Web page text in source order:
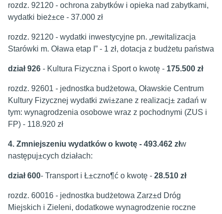
rozdz. 92120 - ochrona zabytków i opieka nad zabytkami,
wydatki bież±ce - 37.000 zł
rozdz. 92120 - wydatki inwestycyjne pn. „rewitalizacja
Starówki m. Oława etap I” - 1 zł, dotacja z budżetu państwa
dział 926 - Kultura Fizyczna i Sport o kwotę - 175.500 zł
rozdz. 92601 - jednostka budżetowa, Oławskie Centrum
Kultury Fizycznej wydatki zwi±zane z realizacj± zadań w
tym: wynagrodzenia osobowe wraz z pochodnymi (ZUS i
FP) - 118.920 zł
4. Zmniejszeniu wydatków o kwotę - 493.462 złw
następuj±cych działach:
dział 600- Transport i Ł±czno¶ć o kwotę - 28.510 zł
rozdz. 60016 - jednostka budżetowa Zarz±d Dróg
Miejskich i Zieleni, dodatkowe wynagrodzenie roczne